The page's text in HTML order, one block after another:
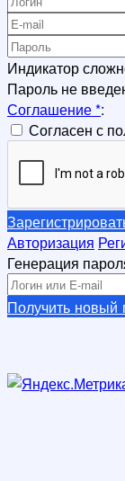
Регистрация
Не красна книга
Индикатор
Пароль не
Соглашение*:
Согласен с
Авторизация
Генерация
Получить новый